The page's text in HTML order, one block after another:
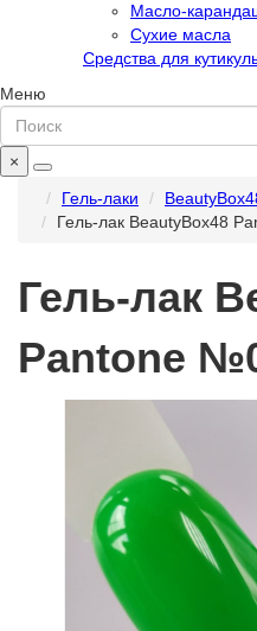
Масло-
Сухие масла
Средства для
Меню
×
Гель-лаки
Гель-лак BeautyBox48
Гель-лак
Pantone